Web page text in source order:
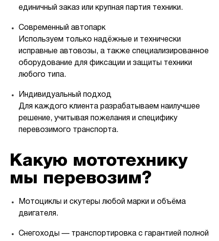
единичный заказ или крупная партия техники.
Современный автопарк
Используем только надёжные и технически
исправные автовозы, а также специализированное
оборудование для фиксации и защиты техники
любого типа.
Индивидуальный подход
Для каждого клиента разрабатываем наилучшее
решение, учитывая пожелания и специфику
перевозимого транспорта.
Какую мототехнику
мы перевозим?
Мотоциклы и скутеры любой марки и объёма
двигателя.
Снегоходы — транспортировка с гарантией полной